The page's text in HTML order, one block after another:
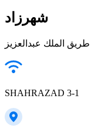
شهرزاد
طريق الملك عبدالعزيز
SHAHRAZAD 3-1